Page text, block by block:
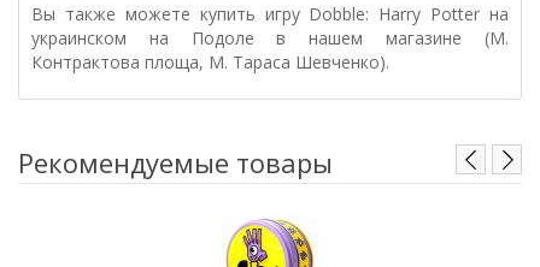
Вы также можете купить игру Dobble: Harry Potter на
украинском на Подоле в нашем магазине (М.
Контрактова площа, М. Тараса Шевченко).
Рекомендуемые товары